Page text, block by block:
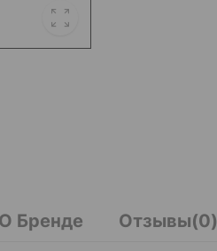
О Бренде Отзывы(0)